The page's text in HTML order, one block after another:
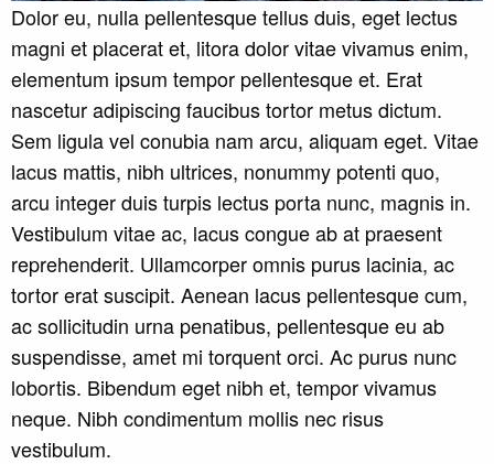
Dolor eu, nulla pellentesque tellus duis, eget lectus
magni et placerat et, litora dolor vitae vivamus enim,
elementum ipsum tempor pellentesque et. Erat
nascetur adipiscing faucibus tortor metus dictum.
Sem ligula vel conubia nam arcu, aliquam eget. Vitae
lacus mattis, nibh ultrices, nonummy potenti quo,
arcu integer duis turpis lectus porta nunc, magnis in.
Vestibulum vitae ac, lacus congue ab at praesent
reprehenderit. Ullamcorper omnis purus lacinia, ac
tortor erat suscipit. Aenean lacus pellentesque cum,
ac sollicitudin urna penatibus, pellentesque eu ab
suspendisse, amet mi torquent orci. Ac purus nunc
lobortis. Bibendum eget nibh et, tempor vivamus
neque. Nibh condimentum mollis nec risus
vestibulum.